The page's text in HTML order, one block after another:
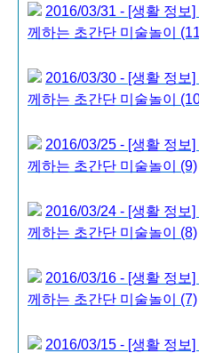
2016/03/31 - [생활 정보
께하는 초간단 미술놀이
2016/03/30 - [생활 정보
께하는 초간단 미술놀이
2016/03/25 - [생활 정보
께하는 초간단 미술놀이 (9)
2016/03/24 - [생활 정보
께하는 초간단 미술놀이 (8)
2016/03/16 - [생활 정보
께하는 초간단 미술놀이 (7)
2016/03/15 - [생활 정보